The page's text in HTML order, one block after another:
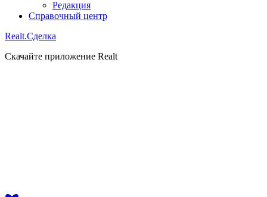
Редакция
Справочный центр
Realt.Сделка
Скачайте приложение Realt